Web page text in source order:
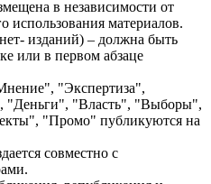
в независимости от
использования материалов.
изданий) – должна быть
или в первом абзаце
"Экспертиза",
"Деньги", "Власть", "Выборы",
"Промо" публикуются на
совместно с